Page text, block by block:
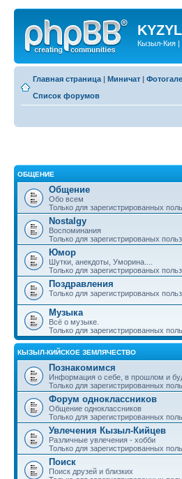
Кызыл-Кия |
Главная страница | Миничат |
Список форумов
ОБЩЕНИЕ
Общение
Обо всем
Только для зарегистрированных
Nostalgy
Воспоминания
Только для зарегистрированых
Юмор
Шутки, анекдоты, Уморина....
Только для зарегистрированых
Поздравления
Только для зарегистрированых
Музыка
Всё о музыке.
Только для зарегистрированных
КЫЗЫЛ-КИЙСКОЕ ЗЕМЛЯЧЕСТВО
Познакомимся
Информация о себе, в прошлом и
Только для зарегистрированных
Форум одноклассников
Общение одноклассников
Только для зарегистрированных
Увлечения Кызыл-Кийцев
Различные увлечения - хобби
Только для зарегистрированных
Поиск
Поиск друзей и близких